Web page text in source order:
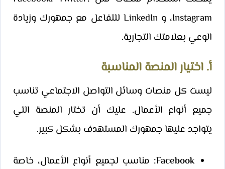
Instagram، و LinkedIn للتفاعل مع جمهورك وزيادة
الوعي بعلامتك التجارية.
أ. اختيار المنصة المناسبة
ليست كل منصات وسائل التواصل الاجتماعي تناسب
جميع أنواع الأعمال. عليك أن تختار المنصة التي
يتواجد عليها جمهورك المستهدف بشكل كبير.
Facebook: مناسب لجميع أنواع الأعمال، خاصة